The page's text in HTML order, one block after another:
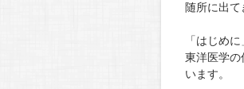
随所に出て
「はじめ
東洋医学の
います。